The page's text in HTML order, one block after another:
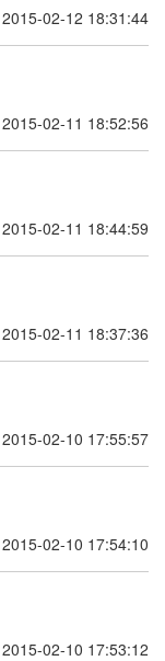
2015-02-12 18:31:44
2015-02-11 18:52:56
2015-02-11 18:44:59
2015-02-11 18:37:36
2015-02-10 17:55:57
2015-02-10 17:54:10
2015-02-10 17:53:12